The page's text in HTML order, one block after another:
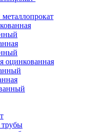
оцинкованная